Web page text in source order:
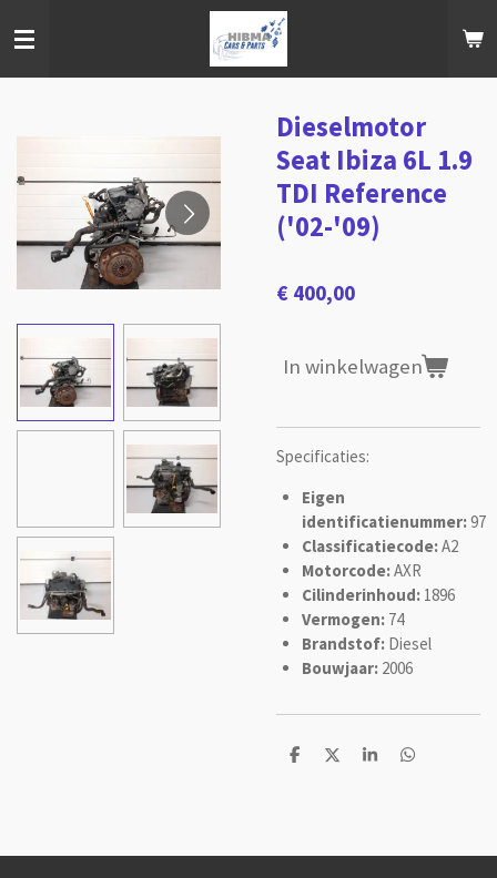
direct
Dieselmotor
Seat Ibiza 6L 1.9
TDI Reference
('02-'09)
€ 400,00
In winkelwagen
Specificaties:
Eigen
identificatienummer:97
Classificatiecode:A2
Motorcode:AXR
Cilinderinhoud: 1896
Vermogen: 74
Brandstof: Diesel
Bouwjaar: 2006
D
D
S
D